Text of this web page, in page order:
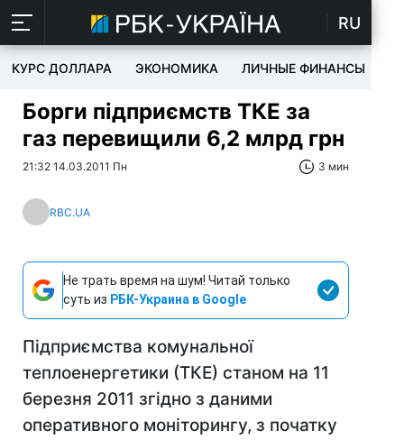
RU
КУРС ДОЛЛАРА ЭКОНОМИКА ЛИЧНЫЕ ФИНАНСЫ
Борги підприємств ТКЕ за
газ перевищили 6,2 млрд грн
21:32 14.03.2011 Пн 3 мин
RBC.UA
Не трать время на шум! Читай только
суть из РБК-Украина в Google
Підприємства комунальної
теплоенергетики (ТКЕ) станом на 11
березня 2011 згідно з даними
оперативного моніторингу, з початку